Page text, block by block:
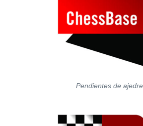
Pendientes de